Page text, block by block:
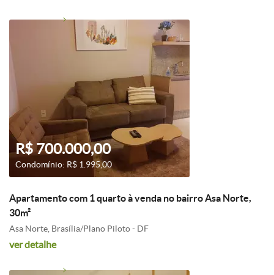
R$ 700.000,00
Condomínio: R$ 1.995,00
Apartamento com 1 quarto à venda no bairro Asa Norte,
30m²
Asa Norte, Brasília/Plano Piloto - DF
ver detalhe